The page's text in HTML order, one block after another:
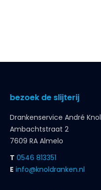
bezoek de slijterij
Drankenservice André Knol
Ambachtstraat 2
7609 RA Almelo
T 0546 813351
E info@knoldranken.nl